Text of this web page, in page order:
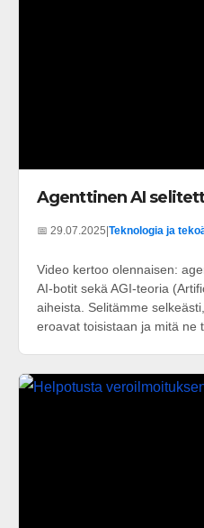
Agenttinen AI
📅 29.07.2025 Teknologia ja
Video kertoo olennaisen:
AI-botit sekä AGI-teoria
aiheista. Selitämme
eroavat toisistaan ja mitä ne